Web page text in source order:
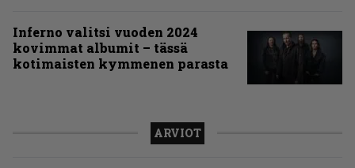
Inferno valitsi vuoden 2024
kovimmat albumit – tässä
kotimaisten kymmenen parasta
ARVIOT